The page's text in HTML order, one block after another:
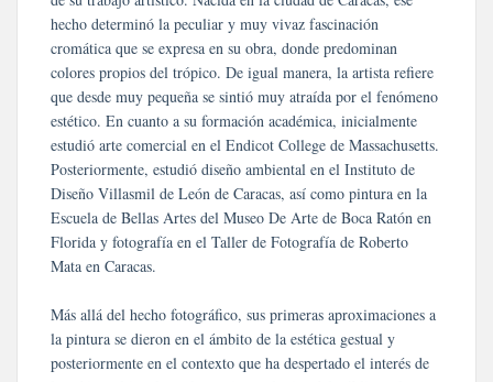
hecho determinó la peculiar y muy vivaz fascinación
cromática que se expresa en su obra, donde predominan
colores propios del trópico. De igual manera, la artista refiere
que desde muy pequeña se sintió muy atraída por el fenómeno
estético. En cuanto a su formación académica, inicialmente
estudió arte comercial en el Endicot College de Massachusetts.
Posteriormente, estudió diseño ambiental en el Instituto de
Diseño Villasmil de León de Caracas, así como pintura en la
Escuela de Bellas Artes del Museo De Arte de Boca Ratón en
Florida y fotografía en el Taller de Fotografía de Roberto
Mata en Caracas.
Más allá del hecho fotográfico, sus primeras aproximaciones a
la pintura se dieron en el ámbito de la estética gestual y
posteriormente en el contexto que ha despertado el interés de